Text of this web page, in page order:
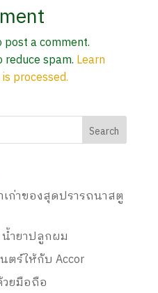
a comment.
reduce spam. Learn
processed.
ก่าของสุดปรารถนาสตู
ำยาปลูกผม
ตร์ให้กับ Accor
ยมือถือ